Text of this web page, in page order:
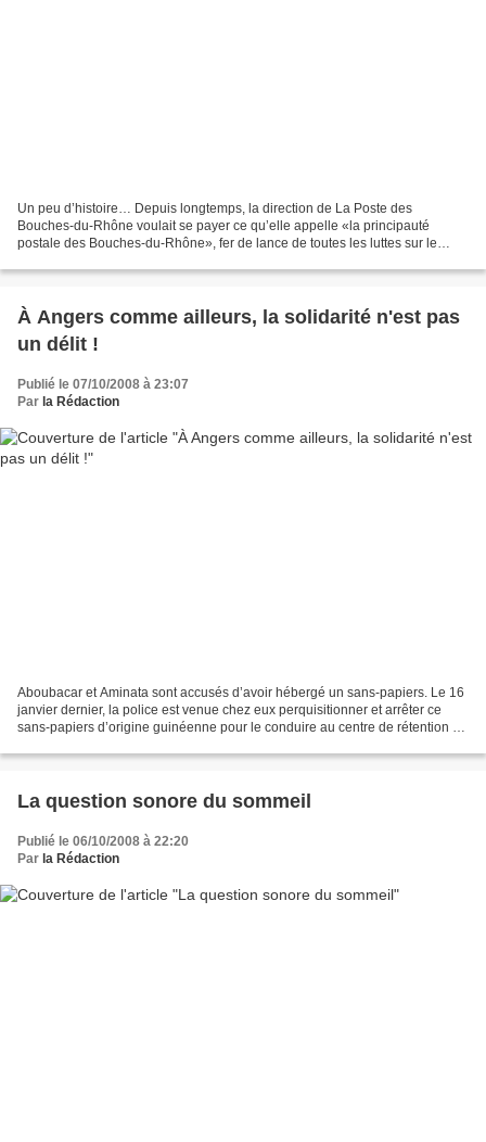
Un peu d’histoire… Depuis longtemps, la direction de La Poste des
Bouches-du-Rhône voulait se payer ce qu’elle appelle «la principauté
postale des Bouches-du-Rhône», fer de lance de toutes les luttes sur le
À Angers comme ailleurs, la solidarité n'est pas
un délit !
Publié le 07/10/2008 à 23:07
Par la Rédaction
Aboubacar et Aminata sont accusés d’avoir hébergé un sans-papiers. Le 16
janvier dernier, la police est venue chez eux perquisitionner et arrêter ce
sans-papiers d’origine guinéenne pour le conduire au centre de rétention de
La question sonore du sommeil
Publié le 06/10/2008 à 22:20
Par la Rédaction